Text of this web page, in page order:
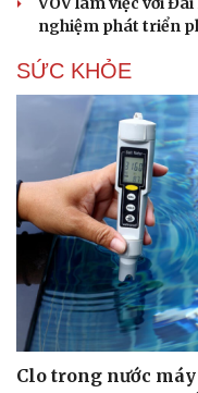
nghiệm phát triển
SỨC KHỎE
Clo trong nước